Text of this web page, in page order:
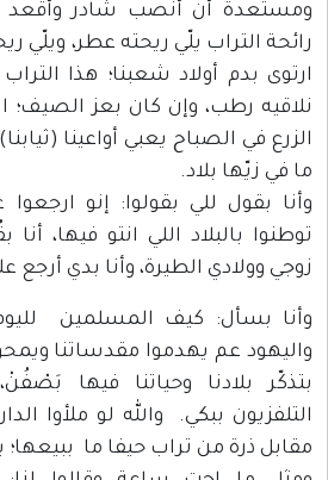
ومستعدة أن أنصب شادر
رائحة التراب يلّي ريحته عطر، ويلّي
ارتوى بدم أولاد شعبنا؛ هذا
نلاقيه رطب، وإن كان بعز الصيف؛
الزرع في الصباح يعبي أواعينا
ما في زيّها بلاد.
وأنا بقول للي بقولوا: إنو
توطنوا بالبلاد اللي انتو فيها،
زوجي وولادي الطيرة، وأنا بدي أرجع
وأنا بسأل: كيف المسلمين
واليهود عم يهدموا مقدساتنا ويمحو
بتذكّر بلادنا وحياتنا فيها
التلفزيون ببكي. والله لو ملأوا
مقابل ذرة من تراب حيفا ما ببيعها؛